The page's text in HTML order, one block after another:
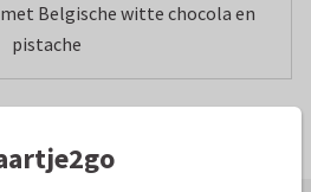
Belgische witte chocola en
pistache
menukaart-ideeën maken je